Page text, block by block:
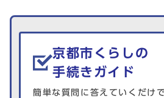
生活情報を探す
京都市くらしの
手続きガイド
簡単な質問に答えていくだけ